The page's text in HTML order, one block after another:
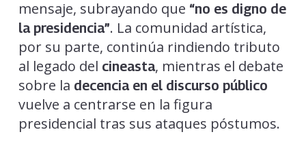
mensaje, subrayando que “no es digno de
la presidencia”. La comunidad artística,
por su parte, continúa rindiendo tributo
al legado del cineasta, mientras el debate
sobre la decencia en el discurso público
vuelve a centrarse en la figura
presidencial tras sus ataques póstumos.